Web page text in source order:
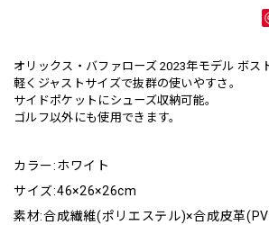
オリックス・バファローズ 2023年モデル ボス
軽くジャストサイズで抜群の使いやすさ。
サイドポケットにシューズ収納可能。
ゴルフ以外にも使用できます。
カラー:ホワイト
サイズ:46×26×26cm
素材:合成繊維(ポリエステル)×合成皮革